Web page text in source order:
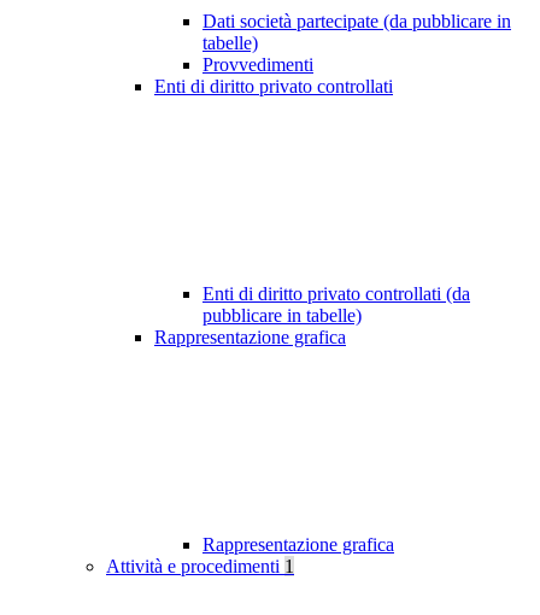
Dati società partecipate (da pubblicare in
tabelle)
Provvedimenti
Enti di diritto privato controllati
Enti di diritto privato controllati (da
pubblicare in tabelle)
Rappresentazione grafica
Rappresentazione grafica
Attività e procedimenti 1